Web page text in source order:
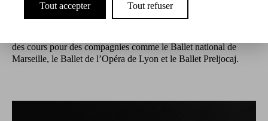
pratiques des outils précieux qui viennent enrichir son
des cours pour des compagnies comme le Ballet national de
Marseille, le Ballet de l’Opéra de Lyon et le Ballet Preljocaj.
Tout accepter Tout refuser